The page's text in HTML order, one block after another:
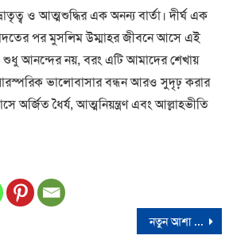
ও আত্মশুদ্ধির এক অনন্য বার্তা। দীর্ঘ এক
পর মুসলিম উম্মাহর জীবনে আসে এই
আনন্দের নয়, বরং এটি আমাদের শেখায়
ভালোবাসার বন্ধন আরও সুদৃঢ় করার
অর্জিত ধৈর্য, আত্মনিয়ন্ত্রণ এবং আল্লাহভীতি
নতুন আশা নিয়ে সবাইকে ইংরেজি নববর্ষের শুভেচ্ছা